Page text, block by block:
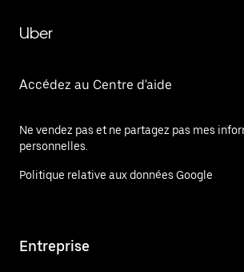
Uber
Accédez au Centre d'aide
Ne vendez pas et ne partagez pas mes
personnelles.
Politique relative aux données Google
Entreprise